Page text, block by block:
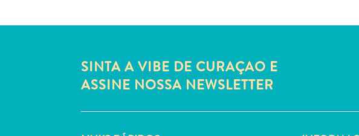
SINTA A VIBE DE CURAÇAO E
ASSINE NOSSA NEWSLETTER